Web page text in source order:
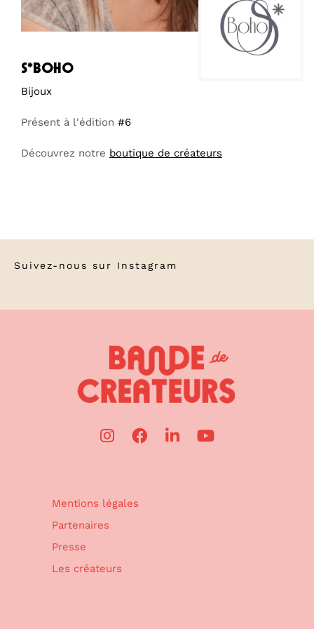
s*boho
Bijoux
Présent à l'édition #6
Découvrez notre boutique de créateurs
Suivez-nous sur Instagram
Mentions légales
Partenaires
Presse
Les créateurs